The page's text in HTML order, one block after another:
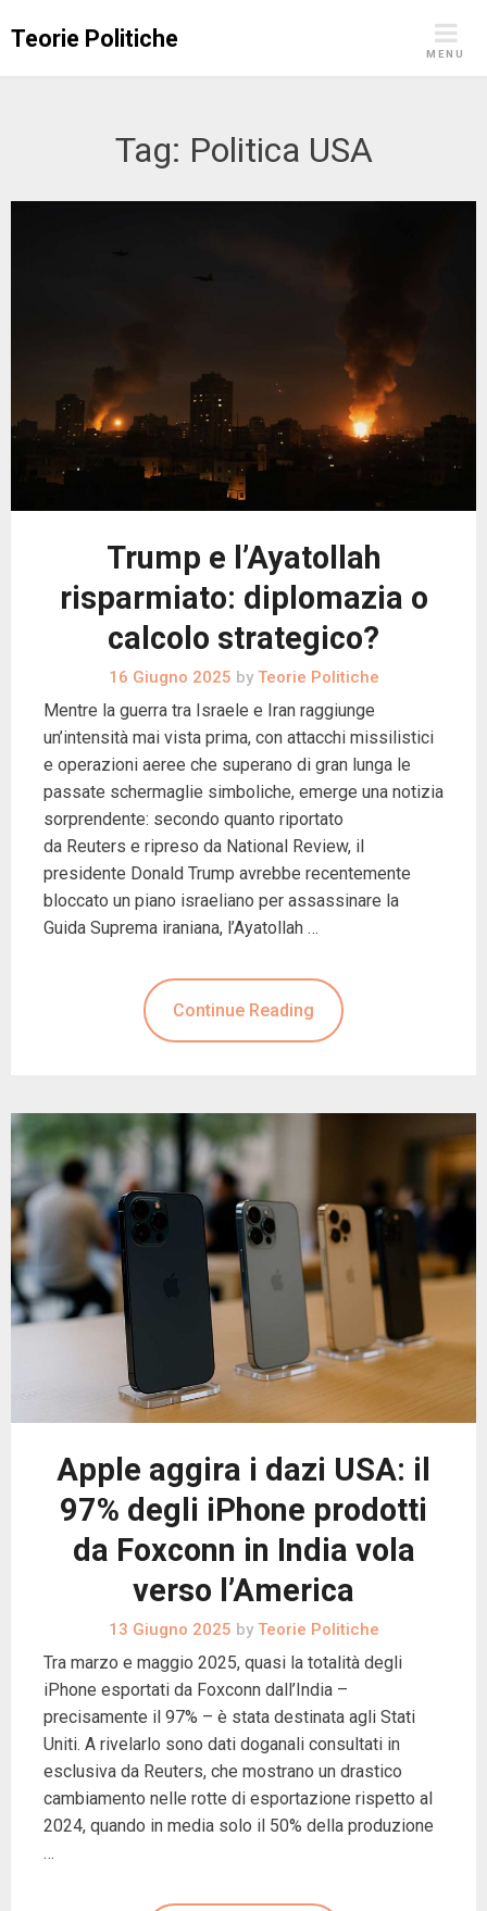
toTeorie Politiche
MENU
Tag: Politica USA
Trump e l’Ayatollah
risparmiato: diplomazia o
calcolo strategico?
16 Giugno 2025 byTeorie Politiche
Mentre la guerra tra Israele e Iran raggiunge
un’intensità mai vista prima, con attacchi missilistici
e operazioni aeree che superano di gran lunga le
passate schermaglie simboliche, emerge una notizia
sorprendente: secondo quanto riportato
da Reuters e ripreso da National Review, il
presidente Donald Trump avrebbe recentemente
bloccato un piano israeliano per assassinare la
Guida Suprema iraniana, l’Ayatollah …
Continue Reading
Apple aggira i dazi USA: il
97% degli iPhone prodotti
da Foxconn in India vola
verso l’America
13 Giugno 2025 byTeorie Politiche
Tra marzo e maggio 2025, quasi la totalità degli
iPhone esportati da Foxconn dall’India –
precisamente il 97% – è stata destinata agli Stati
Uniti. A rivelarlo sono dati doganali consultati in
esclusiva da Reuters, che mostrano un drastico
cambiamento nelle rotte di esportazione rispetto al
2024, quando in media solo il 50% della produzione
…